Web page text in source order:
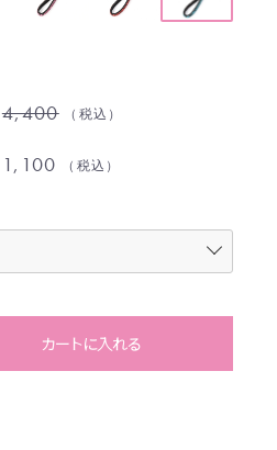
4,400 （税込）
1,100 （税込）
カートに入れる